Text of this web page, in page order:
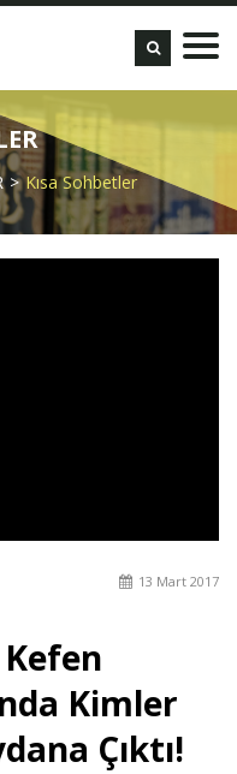
Kısa Sohbetler
13 Mart 2017
Kimler
Çıktı!